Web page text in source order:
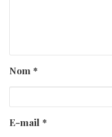
Nom *
E-mail *